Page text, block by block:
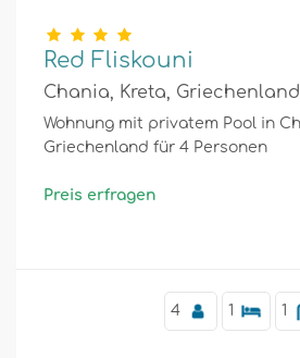
Red Fliskouni
Chania, Kreta, Griechenland
Wohnung mit privatem Pool in Chania, Crete,
Griechenland für 4 Personen
Preis erfragen
4 1 1